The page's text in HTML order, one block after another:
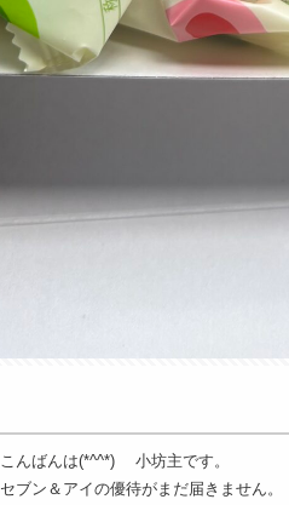
こんばんは(*^^*) 小坊主です。
セブン＆アイの優待がまだ届きません。